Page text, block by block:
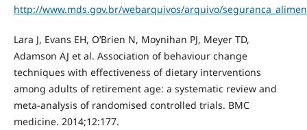
http://www.mds.gov.br/webarquivos/arquivo/
Lara J, Evans EH, O’Brien N, Moynihan PJ, Meyer TD,
Adamson AJ et al. Association of behaviour change
techniques with effectiveness of dietary interventions
among adults of retirement age: a systematic review and
meta-analysis of randomised controlled trials. BMC
medicine. 2014;12:177.